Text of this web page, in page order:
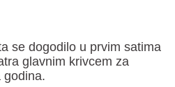
se dogodilo u prvim satima
glavnim krivcem za
godina.